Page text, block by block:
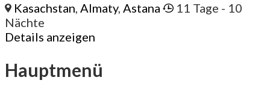
Kasachstan,Almaty,Astana 11 Tage - 10
Nächte
Details anzeigen
Hauptmenü